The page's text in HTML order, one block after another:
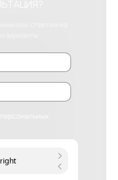
персональных